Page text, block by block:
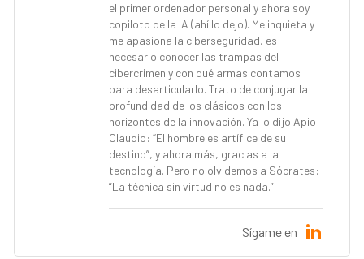
el primer ordenador personal y ahora soy
copiloto de la IA (ahí lo dejo). Me inquieta y
me apasiona la ciberseguridad, es
necesario conocer las trampas del
cibercrimen y con qué armas contamos
para desarticularlo. Trato de conjugar la
profundidad de los clásicos con los
horizontes de la innovación. Ya lo dijo Apio
Claudio: “El hombre es artífice de su
destino”, y ahora más, gracias a la
tecnología. Pero no olvidemos a Sócrates:
“La técnica sin virtud no es nada.”
Sígame en